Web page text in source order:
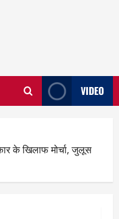
VIDEO
के खिलाफ मोर्चा, जुलूस